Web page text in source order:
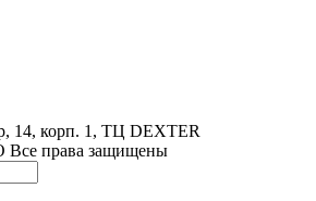
14, корп. 1, ТЦ DEXTER
Все права защищены